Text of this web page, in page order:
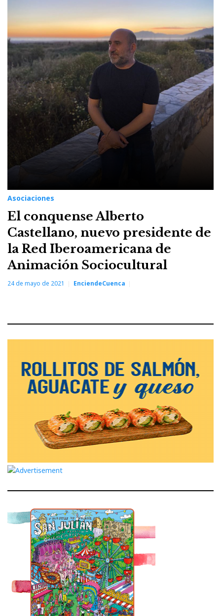
Castellano
Asociaciones
El conquense Alberto
Castellano, nuevo presidente de
la Red Iberoamericana de
Animación Sociocultural
24 de mayo de 2021 EnciendeCuenca